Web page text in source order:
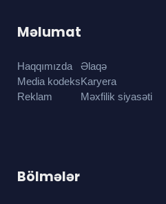
Məlumat
Haqqımızda
Media kodeks
Reklam
Əlaqə
Karyera
Məxfilik siyasəti
Bölmələr